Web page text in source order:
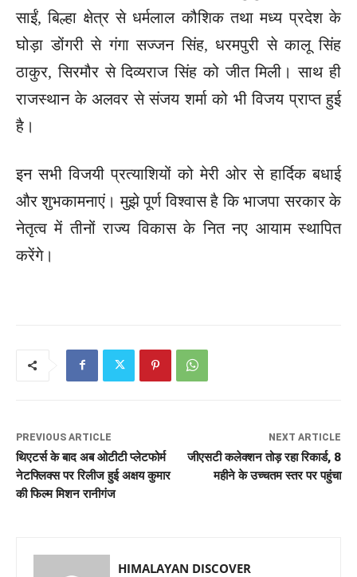
साईं, बिल्हा क्षेत्र से धर्मलाल कौशिक तथा मध्य प्रदेश के
घोड़ा डोंगरी से गंगा सज्जन सिंह, धरमपुरी से कालू सिंह
ठाकुर, सिरमौर से दिव्यराज सिंह को जीत मिली। साथ ही
राजस्थान के अलवर से संजय शर्मा को भी विजय प्राप्त हुई
है।
इन सभी विजयी प्रत्याशियों को मेरी ओर से हार्दिक बधाई
और शुभकामनाएं। मुझे पूर्ण विश्वास है कि भाजपा सरकार के
नेतृत्व में तीनों राज्य विकास के नित नए आयाम स्थापित
करेंगे।
PREVIOUS ARTICLE
थिएटर्स के बाद अब ओटीटी प्लेटफोर्म
नेटफ्लिक्स पर रिलीज हुई अक्षय कुमार
की फिल्म मिशन रानीगंज
NEXT ARTICLE
जीएसटी कलेक्शन तोड़ रहा रिकार्ड, 8
महीने के उच्चतम स्तर पर पहुंचा
HIMALAYAN DISCOVER